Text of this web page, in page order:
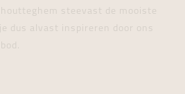
steevast de mooiste
dus alvast inspireren door ons